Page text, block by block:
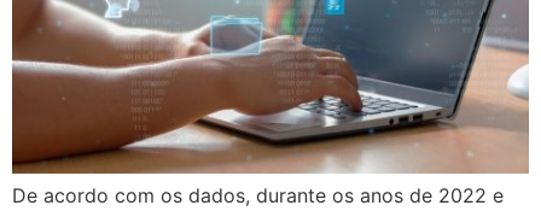
De acordo com os dados, durante os anos de 2022 e